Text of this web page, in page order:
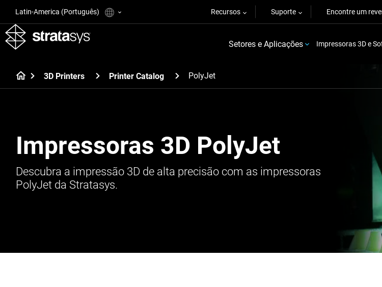
Latin-America (Português) Recursos Suporte Encontre um
Setores e Aplicações Impressoras 3D e
3D Printers Printer Catalog PolyJet
Impressoras 3D PolyJet
Descubra a impressão 3D de alta precisão com as impressoras
PolyJet da Stratasys.